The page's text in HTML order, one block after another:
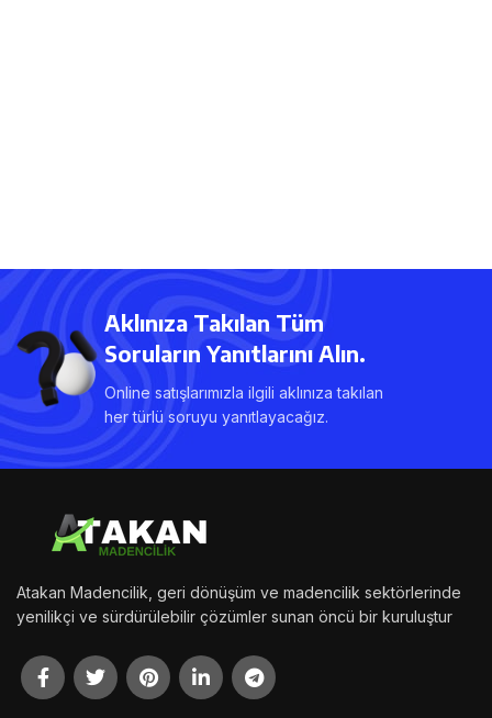
Aklınıza Takılan Tüm
Soruların Yanıtlarını Alın.
Online satışlarımızla ilgili aklınıza takılan
her türlü soruyu yanıtlayacağız.
Atakan Madencilik, geri dönüşüm ve madencilik sektörlerinde
yenilikçi ve sürdürülebilir çözümler sunan öncü bir kuruluştur